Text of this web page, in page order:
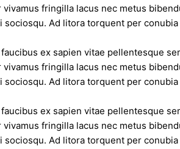
fringilla lacus nec metus
Ad litora torquent per
ex sapien vitae pellentesque
fringilla lacus nec metus
Ad litora torquent per
ex sapien vitae pellentesque
fringilla lacus nec metus
Ad litora torquent per